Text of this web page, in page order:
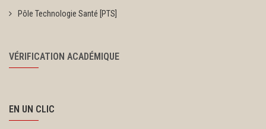
Pôle Technologie Santé [PTS]
VÉRIFICATION ACADÉMIQUE
EN UN CLIC